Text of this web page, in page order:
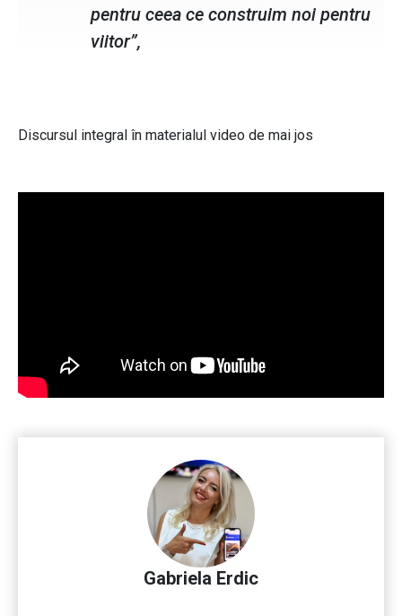
pentru ceea ce construim noi pentru
viitor”,
Discursul integral în materialul video de mai jos
Gabriela Erdic